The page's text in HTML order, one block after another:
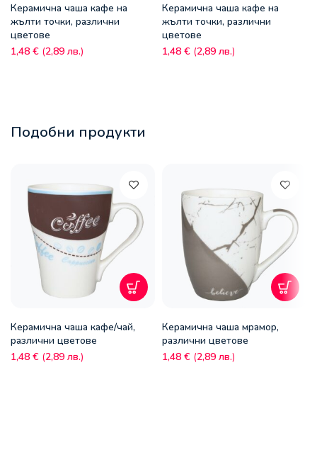
Керамична чаша кафе на
жълти точки, различни
цветове
1,48 € (2,89 лв.)
Керамична чаша кафе на
жълти точки, различни
цветове
1,48 € (2,89 лв.)
Подобни продукти
Керамична чаша кафе/чай,
различни цветове
1,48 € (2,89 лв.)
Керамична чаша мрамор,
различни цветове
1,48 € (2,89 лв.)